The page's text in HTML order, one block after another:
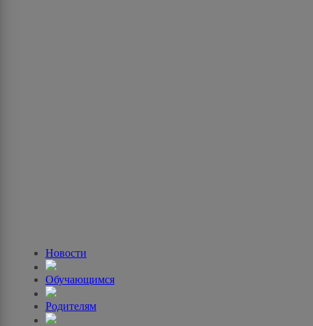
Новости
Обучающимся
Родителям